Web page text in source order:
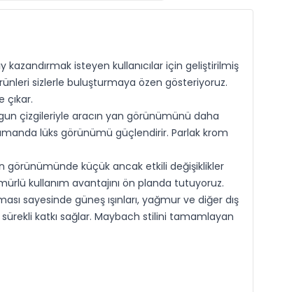
isteyen kullanıcılar için geliştirilmiş
sizlerle buluşturmaya özen gösteriyoruz.
çizgileriyle aracın yan görünümünü daha
lüks görünümü güçlendirir. Parlak krom
görünümünde küçük ancak etkili değişiklikler
kullanım avantajını ön planda tutuyoruz.
sayesinde güneş ışınları, yağmur ve diğer dış
katkı sağlar. Maybach stilini tamamlayan